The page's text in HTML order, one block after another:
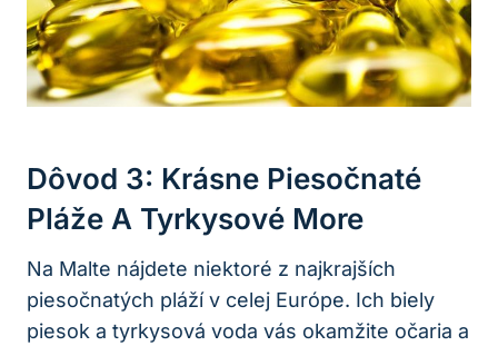
Dôvod 3: Krásne Piesočnaté
Pláže A Tyrkysové More
Na Malte nájdete niektoré z najkrajších
piesočnatých pláží v celej Európe. Ich biely
piesok a tyrkysová voda vás okamžite očaria a